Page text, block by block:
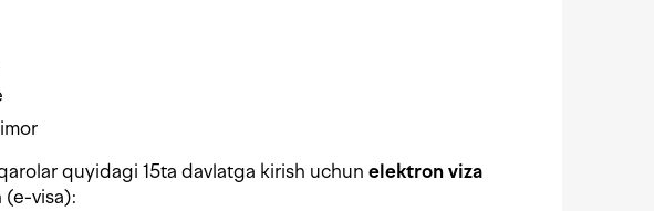
quyidagi 15ta davlatga kirish uchun elektron viza
(e-visa):